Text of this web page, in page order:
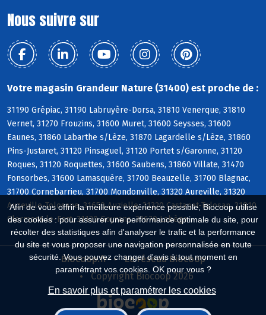
Afin de vous offrir la meilleure expérience possible, Biocoop utilise
des cookies : pour assurer une performance optimale du site, pour
récolter des statistiques afin d'analyser le trafic et la performance
du site et vous proposer une navigation personnalisée en toute
sécurité. Vous pouvez changer d'avis à tout moment en
paramétrant vos cookies. OK pour vous ?
En savoir plus et paramétrer les cookies
Nous suivre sur
Votre magasin Grandeur Nature (31400) est proche de :
31190 Grépiac, 31190 Labruyère-Dorsa, 31810 Venerque, 31810
Vernet, 31270 Frouzins, 31600 Muret, 31600 Seysses, 31600
Eaunes, 31860 Labarthe s/Lèze, 31870 Lagardelle s/Lèze, 31860
Pins-Justaret, 31120 Pinsaguel, 31120 Portet s/Garonne, 31120
Roques, 31120 Roquettes, 31600 Saubens, 31860 Villate, 31470
Fonsorbes, 31600 Lamasquère, 31700 Beauzelle, 31700 Blagnac,
31700 Cornebarrieu, 31700 Mondonville, 31320 Aureville, 31320
Auzeville-Tolosane, 31650 Auzielle, 31320 Castanet-Tolosan, 31810
Clermont-le-Fort, 31120 Goyrans, 31670 Labège
Biocoop.fr
Le réseau Biocoop
Copyright Biocoop 2026